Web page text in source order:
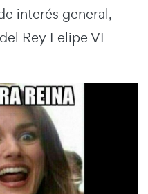
interés general,
Rey Felipe VI